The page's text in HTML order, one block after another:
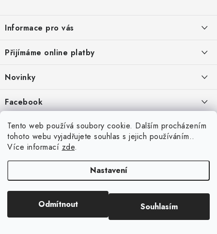
Tento web používá soubory cookie. Dalším procházením
tohoto webu vyjadřujete souhlas s jejich používáním..
Více informací zde.
Nastavení
Odmítnout Souhlasím
p
a
Informace pro vás
Jak nakupovat
Ochrana osobních údajů
Hodnocení obchodu
Doprava a platba
Vrácení zboží a reklamace
Přijímáme online platby
Novinky
Kryty, pouzdra, obaly na mobil Apple iPhone.
11.9.2022
Nová skla pro vaši ochranu
22.8.2020
Designové kryty pro Xiaomi
Facebook
Heureka Recenze obchodu
Vytvořil Shoptet
. Všechna práva vyhrazena.
Upravit nastavení